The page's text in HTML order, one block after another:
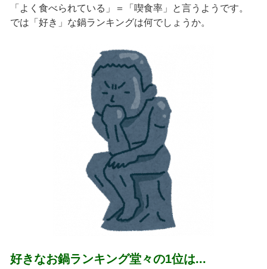
「よく食べられている」＝「喫食率」と言うようです。
では「好き」な鍋ランキングは何でしょうか。
好きなお鍋ランキング堂々の1位は...